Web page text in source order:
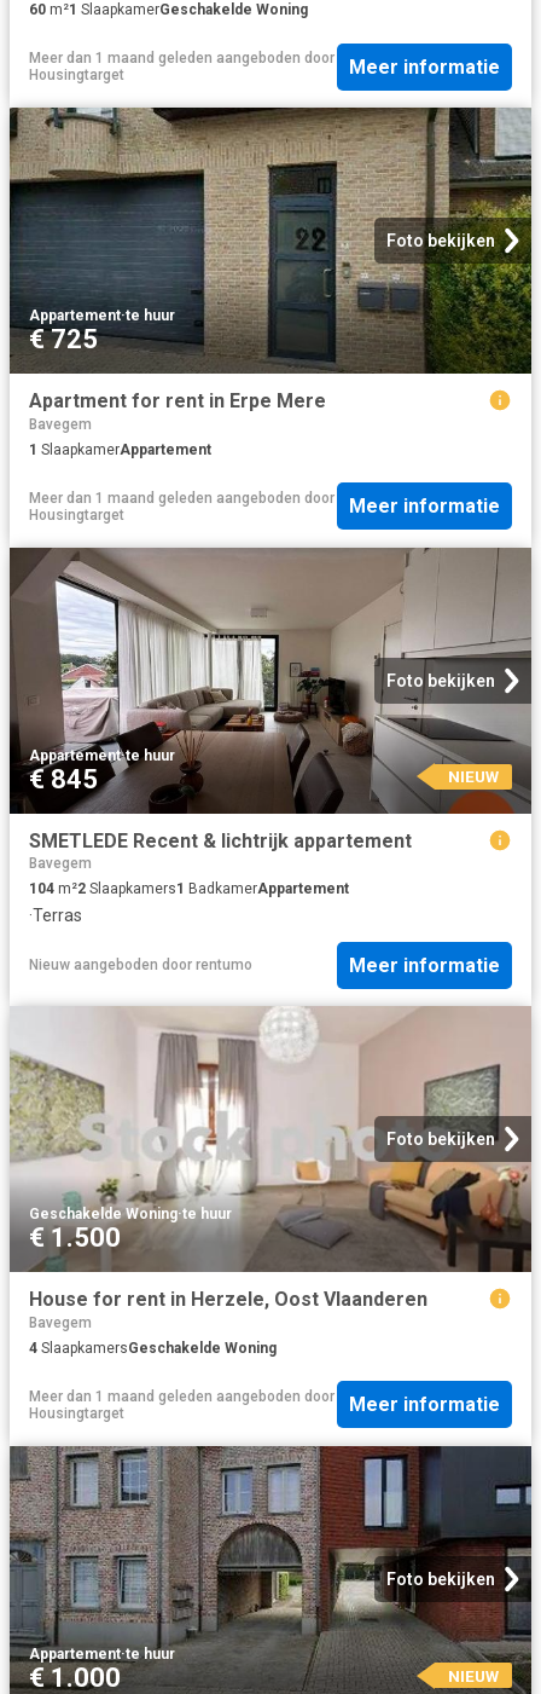
60 m²1 SlaapkamerGeschakelde Woning
Meer dan 1 maand geleden aangeboden door
Housingtarget
Meer informatie
Foto bekijken
Appartement·te huur
€ 725
Apartment for rent in Erpe Mere
Bavegem
1 SlaapkamerAppartement
Meer dan 1 maand geleden aangeboden door
Housingtarget
Meer informatie
Foto bekijken
Appartement·te huur
€ 845 NIEUW
SMETLEDE Recent & lichtrijk appartement
Bavegem
104 m²2 Slaapkamers1 BadkamerAppartement
·Terras
Nieuw aangeboden door rentumo Meer informatie
Foto bekijken
Geschakelde Woning·te huur
€ 1.500
House for rent in Herzele, Oost Vlaanderen
Bavegem
4 SlaapkamersGeschakelde Woning
Meer dan 1 maand geleden aangeboden door
Housingtarget
Meer informatie
Foto bekijken
Appartement·te huur
€ 1.000 NIEUW